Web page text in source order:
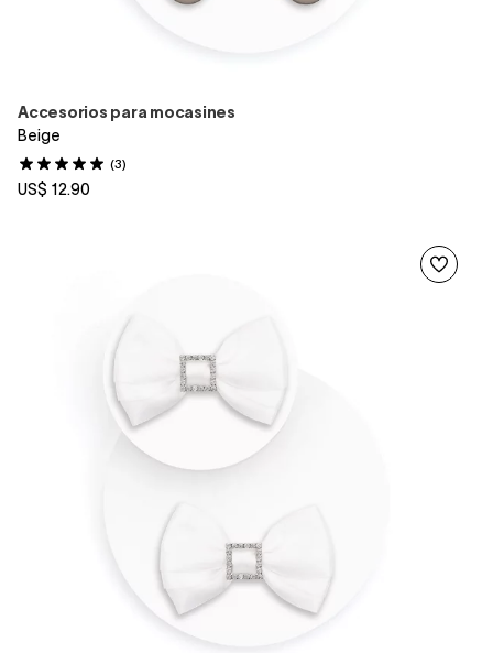
Accesorios para mocasines
Beige
(3)
US$ 12.90